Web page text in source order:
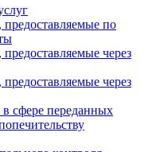
по
через
через
в сфере переданных